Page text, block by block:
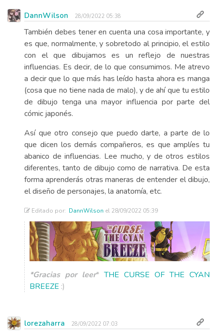
DannWilson 28/09/2022 05:38
También debes tener en cuenta una cosa importante, y
es que, normalmente, y sobretodo al principio, el estilo
con el que dibujamos es un reflejo de nuestras
influencias. Es decir, de lo que consumimos. Me atrevo
a decir que lo que más has leído hasta ahora es manga
(cosa que no tiene nada de malo), y de ahí que tu estilo
de dibujo tenga una mayor influencia por parte del
cómic japonés.
Así que otro consejo que puedo darte, a parte de lo
que dicen los demás compañeros, es que amplíes tu
abanico de influencias. Lee mucho, y de otros estilos
diferentes, tanto de dibujo como de narrativa. De esta
forma aprenderás otras maneras de entender el dibujo,
el diseño de personajes, la anatomía, etc.
Editado por: DannWilson el 28/09/2022 05:39
*Gracias por leer*THE CURSE OF THE CYAN
BREEZE :)
lorezaharra 28/09/2022 07:03